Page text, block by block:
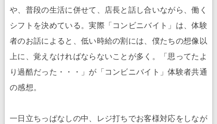
や、普段の生活に併せて、店長と話し合いながら、働く
シフトを決めている。実際「コンビニバイト」は、体験
者のお話によると、低い時給の割には、僕たちの想像以
上に、覚えなければならないことが多く。「思ってたよ
り過酷だった・・・」が「コンビニバイト」体験者共通
の感想。
一日立ちっぱなしの中、レジ打ちでお客様対応をしなが